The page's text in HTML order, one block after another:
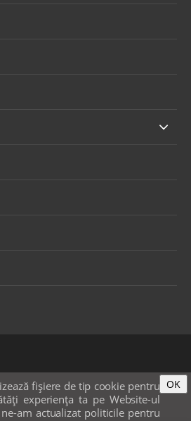
fişiere de tip cookie pentru
experiența ta pe Website-ul
am actualizat politicile pentru
OK
Mica publicitate
POLITICA COOKIE-URI & GDPR